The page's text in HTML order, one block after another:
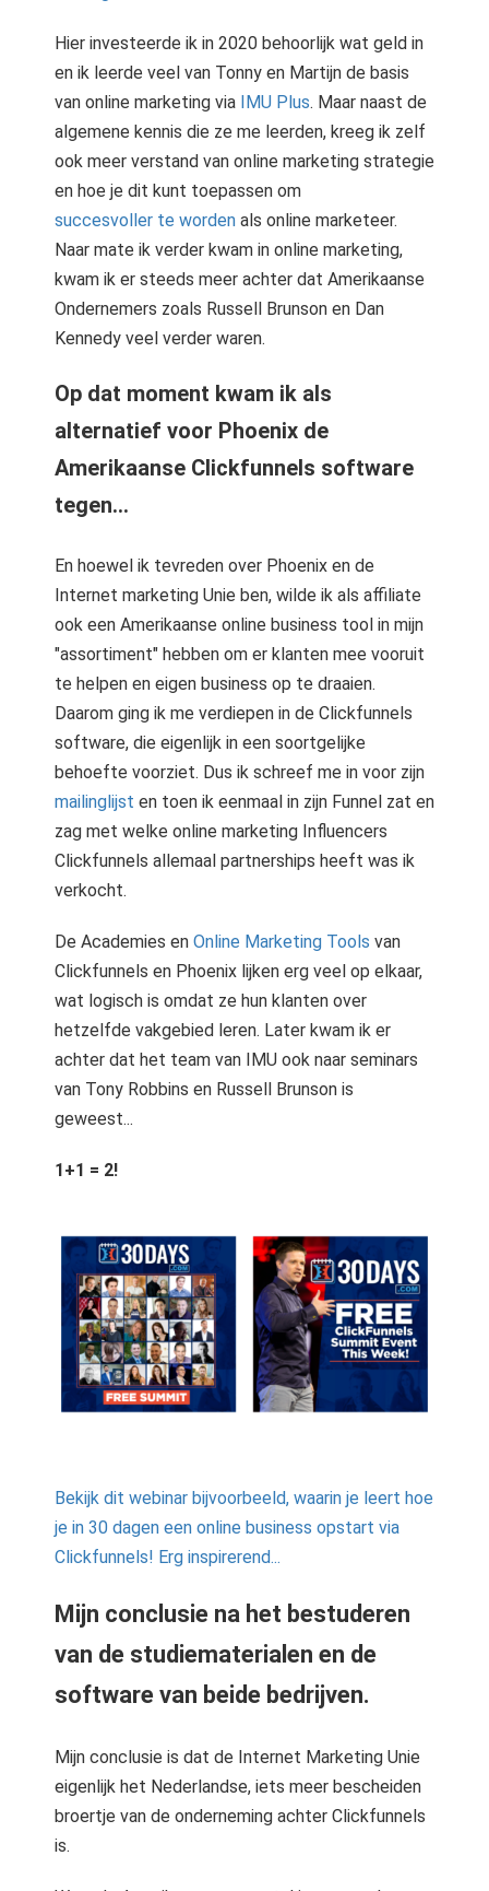
Hier investeerde ik in 2020 behoorlijk wat geld in
en ik leerde veel van Tonny en Martijn de basis
van online marketing via
IMU Plus. Maar naast de
algemene kennis die ze me leerden, kreeg ik zelf
ook meer verstand van online marketing strategie
en hoe je dit kunt toepassen om
succesvoller te worden als online marketeer.
Naar mate ik verder kwam in online marketing,
kwam ik er steeds meer achter dat Amerikaanse
Ondernemers zoals Russell Brunson en Dan
Kennedy veel verder waren.
Op dat moment kwam ik als
alternatief voor Phoenix de
Amerikaanse Clickfunnels software
tegen...
En hoewel ik tevreden over Phoenix en de
Internet marketing Unie ben, wilde ik als affiliate
ook een Amerikaanse online business tool in mijn
"assortiment" hebben om er klanten mee vooruit
te helpen en eigen business op te draaien.
Daarom ging ik me verdiepen in de Clickfunnels
software, die eigenlijk in een soortgelijke
behoefte voorziet. Dus ik schreef me in voor zijn
mailinglijst en toen ik eenmaal in zijn Funnel zat en
zag met welke online marketing Influencers
Clickfunnels allemaal partnerships heeft was ik
verkocht.
De Academies en Online Marketing Tools van
Clickfunnels en Phoenix lijken erg veel op elkaar,
wat logisch is omdat ze hun klanten over
hetzelfde vakgebied leren. Later kwam ik er
achter dat het team van IMU ook naar seminars
van Tony Robbins en Russell Brunson is
geweest...
1+1 = 2!
Bekijk dit webinar bijvoorbeeld, waarin je leert hoe
je in 30 dagen een online business opstart via
Clickfunnels! Erg inspirerend...
Mijn conclusie na het bestuderen
van de studiematerialen en de
software van beide bedrijven.
Mijn conclusie is dat de Internet Marketing Unie
eigenlijk het Nederlandse, iets meer bescheiden
broertje van de onderneming achter Clickfunnels
is.